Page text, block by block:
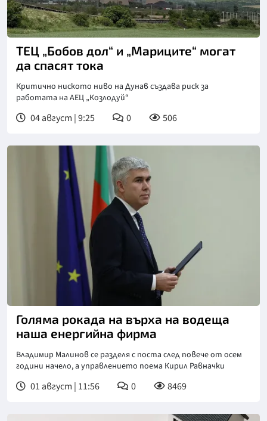
ТЕЦ „Бобов дол“ и „Мариците“ могат
да спасят тока
Критично ниското ниво на Дунав създава риск за
работата на АЕЦ „Козлодуй“
04 август | 9:25 0 506
Голяма рокада на върха на водеща
наша енергийна фирма
Владимир Малинов се разделя с поста след повече от осем
години начело, а управлението поема Кирил Равначки
01 август | 11:56 0 8469